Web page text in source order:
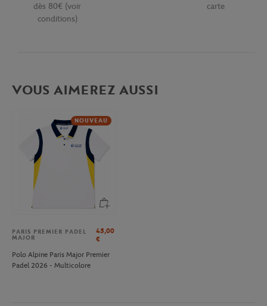
dès 80€ (voir
conditions)
carte
VOUS AIMEREZ AUSSI
NOUVEAU
PARIS PREMIER PADEL
MAJOR
45,00
€
Polo Alpine Paris Major Premier
Padel 2026 - Multicolore